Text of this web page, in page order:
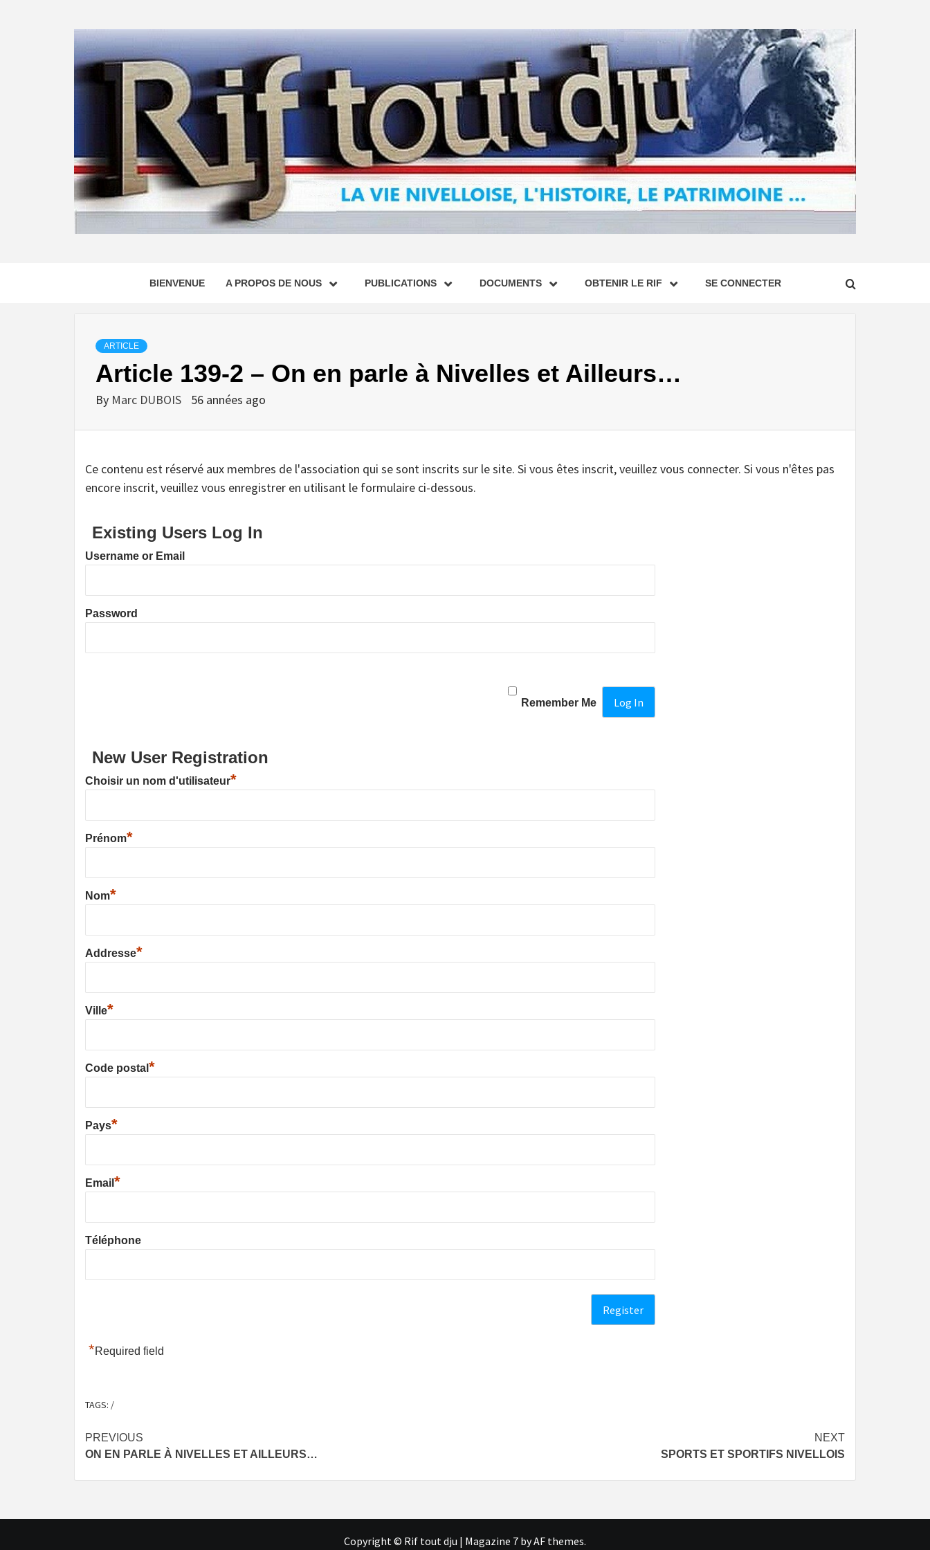
BIENVENUE A PROPOS DE NOUS PUBLICATIONS DOCUMENTS OBTENIR LE RIF SE CONNECTER
ARTICLE
Article 139-2 – On en parle à Nivelles et Ailleurs…
By Marc DUBOIS 56 années ago
Ce contenu est réservé aux membres de l'association qui se sont inscrits sur le site. Si vous êtes inscrit, veuillez vous connecter. Si vous n'êtes pas
encore inscrit, veuillez vous enregistrer en utilisant le formulaire ci-dessous.
Existing Users Log In
Username or Email
Password
Remember Me
New User Registration
Choisir un nom d'utilisateur*
Prénom*
Nom*
Addresse*
Ville*
Code postal *
Pays*
Email *
Téléphone
*Required field
TAGS: /
Post
navigation
PREVIOUS
ON EN PARLE À NIVELLES ET AILLEURS…
NEXT
SPORTS ET SPORTIFS NIVELLOIS
Copyright © Rif tout dju | Magazine 7 by AF themes.